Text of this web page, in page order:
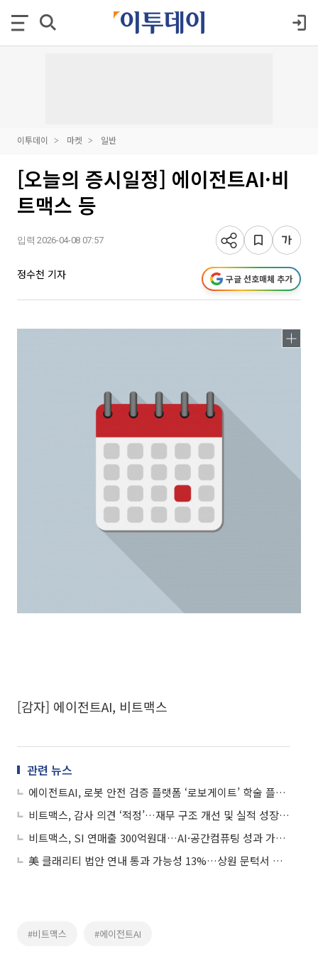
이투데이 마켓 일반
[오늘의 증시일정] 에이전트AI·비
트맥스 등
입력 2026-04-08 07:57
정수천 기자 구글 선호매체 추가
[감자] 에이전트AI, 비트맥스
관련 뉴스
에이전트AI, 로봇 안전 검증 플랫폼 ‘로보게이트’ 학술 플랫폼 등재
비트맥스, 감사 의견 ‘적정’…재무 구조 개선 및 실적 성장 ‘청신호’
비트맥스, SI 연매출 300억원대…AI·공간컴퓨팅 성과 가시화
美 클래리티 법안 연내 통과 가능성 13%…상원 문턱서 제동
#비트맥스 #에이전트AI